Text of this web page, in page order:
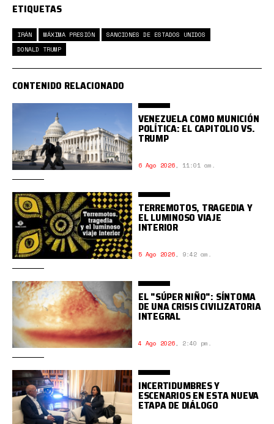
ETIQUETAS
IRÁN MÁXIMA PRESIÓN
SANCIONES DE ESTADOS UNIDOS
DONALD TRUMP
CONTENIDO RELACIONADO
VENEZUELA COMO MUNICIÓN
POLÍTICA: EL CAPITOLIO VS.
TRUMP
6 Ago 2026, 11:01 am.
TERREMOTOS, TRAGEDIA Y
EL LUMINOSO VIAJE
INTERIOR
5 Ago 2026, 9:42 am.
EL "SÚPER NIÑO": SÍNTOMA
DE UNA CRISIS CIVILIZATORIA
INTEGRAL
4 Ago 2026, 2:40 pm.
INCERTIDUMBRES Y
ESCENARIOS EN ESTA NUEVA
ETAPA DE DIÁLOGO